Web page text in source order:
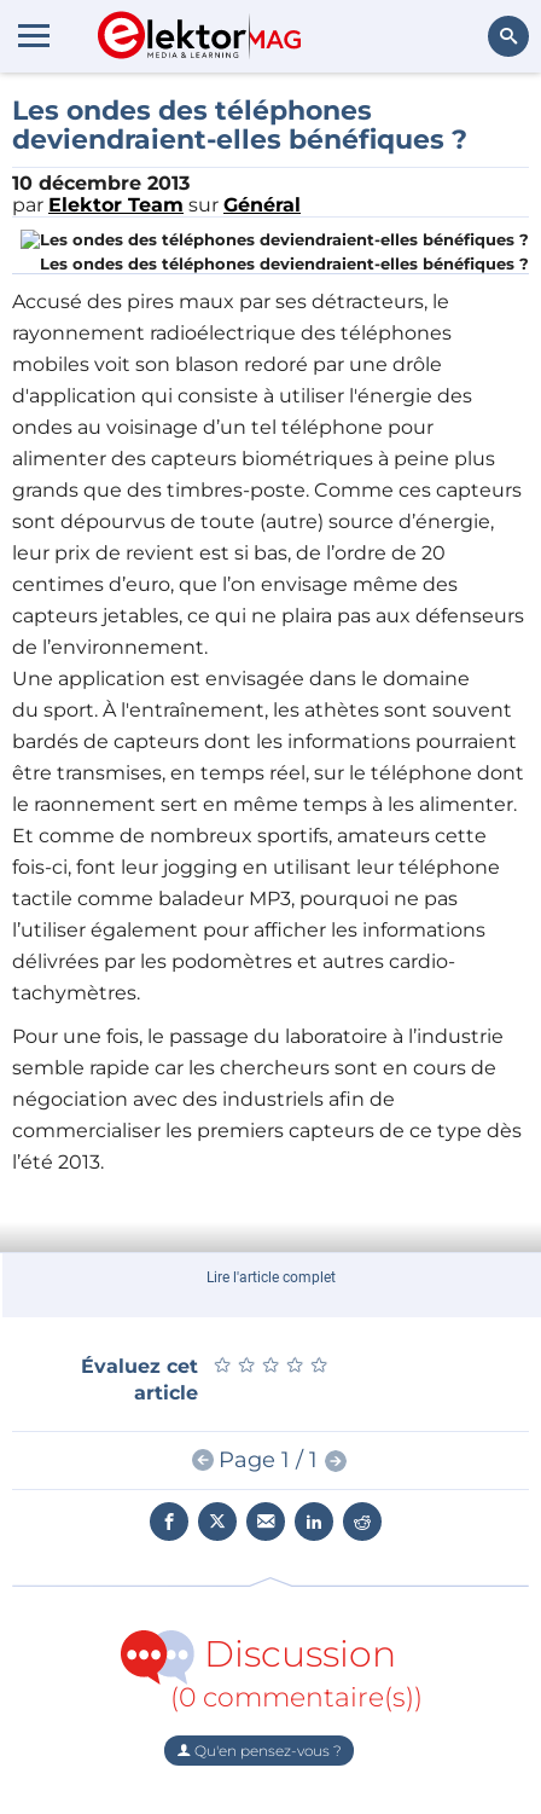
Les ondes des téléphones
deviendraient-elles bénéfiques ?
10 décembre 2013
par Elektor Team sur Général
Les ondes des téléphones deviendraient-elles bénéfiques ?
Accusé des pires maux par ses détracteurs, le
rayonnement radioélectrique des téléphones
mobiles voit son blason redoré par une drôle
d'application qui consiste à utiliser l'énergie des
ondes au voisinage d’un tel téléphone pour
alimenter des capteurs biométriques à peine plus
grands que des timbres-poste. Comme ces capteurs
sont dépourvus de toute (autre) source d’énergie,
leur prix de revient est si bas, de l’ordre de 20
centimes d’euro, que l’on envisage même des
capteurs jetables, ce qui ne plaira pas aux défenseurs
de l’environnement.
Une application est envisagée dans le domaine
du sport. À l'entraînement, les athètes sont souvent
bardés de capteurs dont les informations pourraient
être transmises, en temps réel, sur le téléphone dont
le raonnement sert en même temps à les alimenter.
Et comme de nombreux sportifs, amateurs cette
fois-ci, font leur jogging en utilisant leur téléphone
tactile comme baladeur MP3, pourquoi ne pas
l’utiliser également pour afficher les informations
délivrées par les podomètres et autres cardio-
tachymètres.
Pour une fois, le passage du laboratoire à l’industrie
semble rapide car les chercheurs sont en cours de
négociation avec des industriels afin de
commercialiser les premiers capteurs de ce type dès
l’été 2013.
Lire l'article complet
Évaluez cet
article
★ ★ ★ ★ ★
★ ★ ★ ★ ★
Page 1 / 1
Discussion
(0 commentaire(s))
Qu'en pensez-vous ?